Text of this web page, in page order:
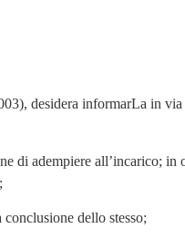
desidera informarLa in via
di adempiere all’incarico; in
dello stesso;